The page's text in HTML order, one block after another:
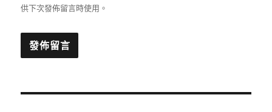
供下次發佈留言時使用。